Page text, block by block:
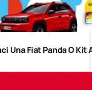
Una Fiat Panda O